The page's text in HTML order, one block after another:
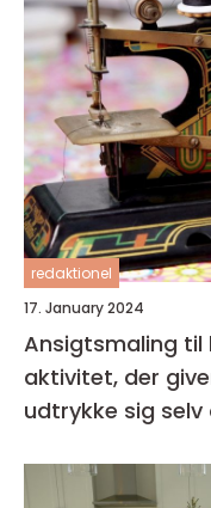
redaktionel
17. January 2024
Ansigtsmaling til
aktivitet, der
udtrykke sig